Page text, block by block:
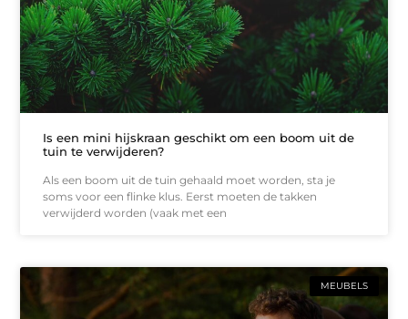
Is een mini hijskraan geschikt om een boom uit de
tuin te verwijderen?
Als een boom uit de tuin gehaald moet worden, sta je
soms voor een flinke klus. Eerst moeten de takken
verwijderd worden (vaak met een
MEUBELS